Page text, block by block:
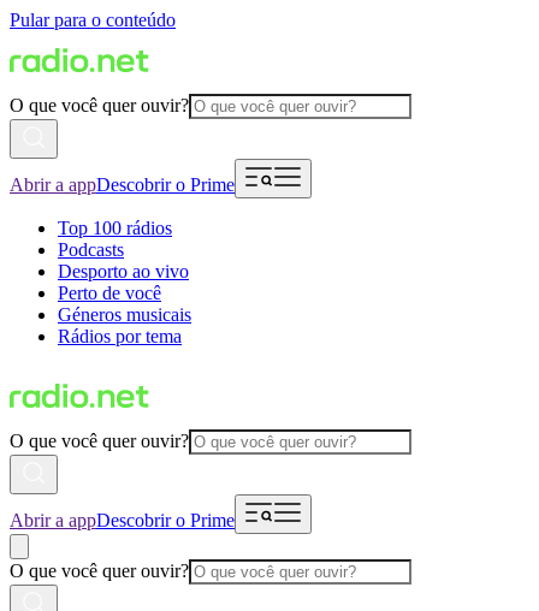
Pular para o conteúdo
O que você quer ouvir?
Abrir a appDescobrir o Prime
Top 100 rádios
Podcasts
Desporto ao vivo
Perto de você
Géneros musicais
Rádios por tema
O que você quer ouvir?
Abrir a appDescobrir o Prime
O que você quer ouvir?